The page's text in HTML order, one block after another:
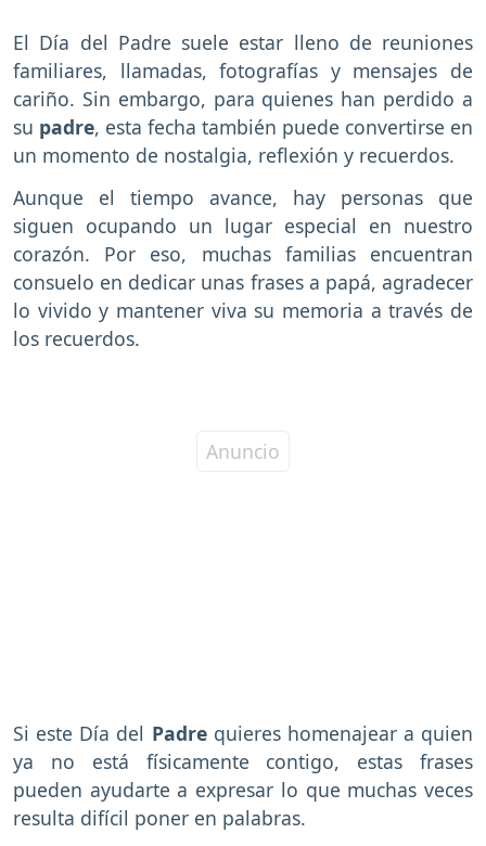
El Día del Padre suele estar lleno de reuniones
familiares, llamadas, fotografías y mensajes de
cariño. Sin embargo, para quienes han perdido a
su padre, esta fecha también puede convertirse en
un momento de nostalgia, reflexión y recuerdos.
Aunque el tiempo avance, hay personas que
siguen ocupando un lugar especial en nuestro
corazón. Por eso, muchas familias encuentran
consuelo en dedicar unas frases a papá, agradecer
lo vivido y mantener viva su memoria a través de
los recuerdos.
Si este Día del Padre quieres homenajear a quien
ya no está físicamente contigo, estas frases
pueden ayudarte a expresar lo que muchas veces
resulta difícil poner en palabras.